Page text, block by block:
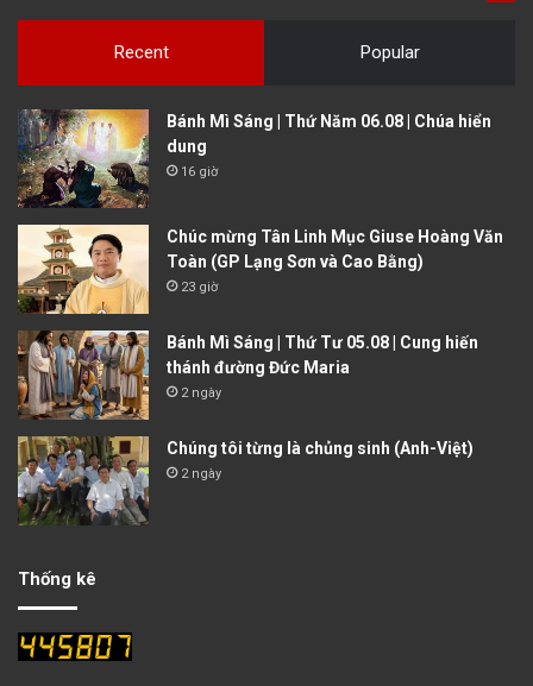
Recent Popular
Bánh Mì Sáng | Thứ Năm 06.08 | Chúa hiển
dung
16 giờ
Chúc mừng Tân Linh Mục Giuse Hoàng Văn
Toàn (GP Lạng Sơn và Cao Bằng)
23 giờ
Bánh Mì Sáng | Thứ Tư 05.08 | Cung hiến
thánh đường Đức Maria
2 ngày
Chúng tôi từng là chủng sinh (Anh-Việt)
2 ngày
Thống kê